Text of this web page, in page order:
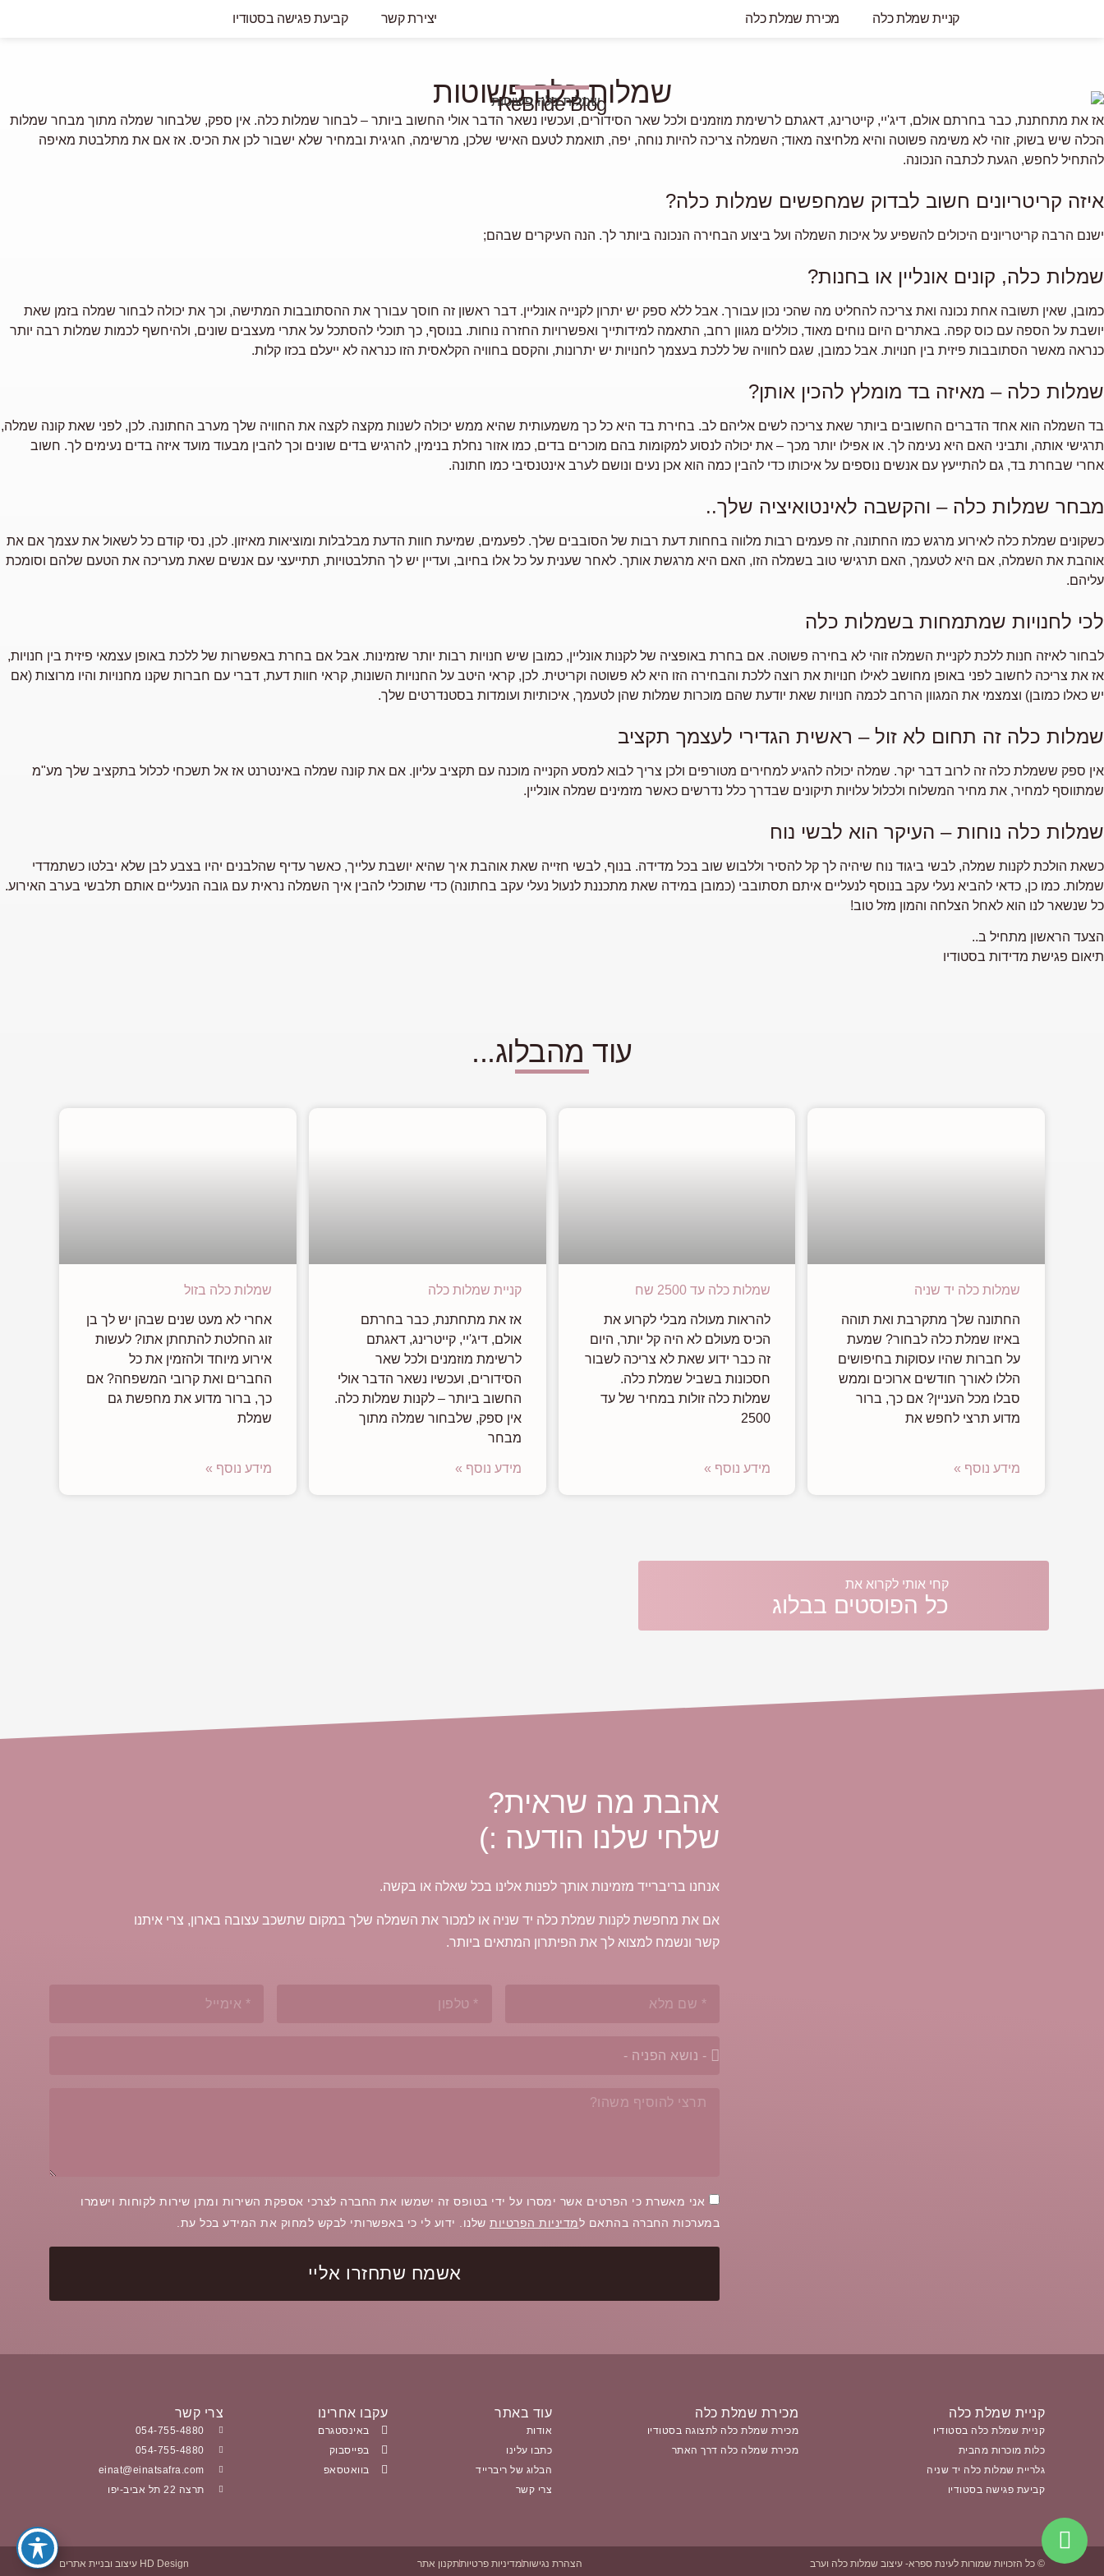
קניית שמלת כלה מכירת שמלת כלה יצירת קשר קביעת פגישה בסטודיו
ReBride Blog
שמלות כלה פשוטות
אז את מתחתנת, כבר בחרתם אולם, דיג'יי, קייטרינג, דאגתם לרשימת מוזמנים ולכל שאר הסידורים, ועכשיו נשאר הדבר אולי החשוב ביותר – לבחור שמלות כלה. אין ספק, שלבחור שמלה מתוך מבחר שמלות
הכלה שיש בשוק, זוהי לא משימה פשוטה והיא מלחיצה מאוד; השמלה צריכה להיות נוחה, יפה, תואמת לטעם האישי שלכן, מרשימה, חגיגית ובמחיר שלא ישבור לכן את הכיס. אז אם את מתלבטת מאיפה
להתחיל לחפש, הגעת לכתבה הנכונה.
איזה קריטריונים חשוב לבדוק שמחפשים שמלות כלה?
ישנם הרבה קריטריונים היכולים להשפיע על איכות השמלה ועל ביצוע הבחירה הנכונה ביותר לך. הנה העיקרים שבהם;
שמלות כלה, קונים אונליין או בחנות?
כמובן, שאין תשובה אחת נכונה ואת צריכה להחליט מה שהכי נכון עבורך. אבל ללא ספק יש יתרון לקנייה אונליין. דבר ראשון זה חוסך עבורך את ההסתובבות המתישה, וכך את יכולה לבחור שמלה בזמן שאת
יושבת על הספה עם כוס קפה. באתרים היום נוחים מאוד, כוללים מגוון רחב, התאמה למידותייך ואפשרויות החזרה נוחות. בנוסף, כך תוכלי להסתכל על אתרי מעצבים שונים, ולהיחשף לכמות שמלות רבה יותר
כנראה מאשר הסתובבות פיזית בין חנויות. אבל כמובן, שגם לחוויה של ללכת בעצמך לחנויות יש יתרונות, והקסם בחוויה הקלאסית הזו כנראה לא ייעלם בכזו קלות.
שמלות כלה – מאיזה בד מומלץ להכין אותן?
בד השמלה הוא אחד הדברים החשובים ביותר שאת צריכה לשים אליהם לב. בחירת בד היא כל כך משמעותית שהיא ממש יכולה לשנות מקצה לקצה את החוויה שלך מערב החתונה. לכן, לפני שאת קונה שמלה,
תרגישי אותה, ותביני האם היא נעימה לך. או אפילו יותר מכך – את יכולה לנסוע למקומות בהם מוכרים בדים, כמו אזור נחלת בנימין, להרגיש בדים שונים וכך להבין מבעוד מועד איזה בדים נעימים לך. חשוב
אחרי שבחרת בד, גם להתייעץ עם אנשים נוספים על איכותו כדי להבין כמה הוא אכן נעים ונושם לערב אינטנסיבי כמו חתונה.
מבחר שמלות כלה – והקשבה לאינטואיציה שלך..
כשקונים שמלת כלה לאירוע מרגש כמו החתונה, זה פעמים רבות מלווה בחחות דעת רבות של הסובבים שלך. לפעמים, שמיעת חוות הדעת מבלבלות ומוציאות מאיזון. לכן, נסי קודם כל לשאול את עצמך אם את
אוהבת את השמלה, אם היא לטעמך, האם תרגישי טוב בשמלה הזו, האם היא מרגשת אותך. לאחר שענית על כל אלו בחיוב, ועדיין יש לך התלבטויות, תתייעצי עם אנשים שאת מעריכה את הטעם שלהם וסומכת
עליהם.
לכי לחנויות שמתמחות בשמלות כלה
לבחור לאיזה חנות ללכת לקניית השמלה זוהי לא בחירה פשוטה. אם בחרת באופציה של לקנות אונליין, כמובן שיש חנויות רבות יותר שזמינות. אבל אם בחרת באפשרות של ללכת באופן עצמאי פיזית בין חנויות,
אז את צריכה לחשוב לפני באופן מחושב לאילו חנויות את רוצה ללכת והבחירה הזו היא לא פשוטה וקריטית. לכן, קראי היטב על החנויות השונות, קראי חוות דעת, דברי עם חברות שקנו מחנויות והיו מרוצות (אם
יש כאלו כמובן) וצמצמי את המגוון הרחב לכמה חנויות שאת יודעת שהם מוכרות שמלות שהן לטעמך, איכותיות ועומדות בסטנדרטים שלך.
שמלות כלה זה תחום לא זול – ראשית הגדירי לעצמך תקציב
אין ספק ששמלת כלה זה לרוב דבר יקר. שמלה יכולה להגיע למחירים מטורפים ולכן צריך לבוא למסע הקנייה מוכנה עם תקציב עליון. אם את קונה שמלה באינטרנט אז אל תשכחי לכלול בתקציב שלך מע"מ
שמתווסף למחיר, את מחיר המשלוח ולכלול עלויות תיקונים שבדרך כלל נדרשים כאשר מזמינים שמלה אונליין.
שמלות כלה נוחות – העיקר הוא לבשי נוח
כשאת הולכת לקנות שמלה, לבשי ביגוד נוח שיהיה לך קל להסיר וללבוש שוב בכל מדידה. בנוף, לבשי חזייה שאת אוהבת איך שהיא יושבת עלייך, כאשר עדיף שהלבנים יהיו בצבע לבן שלא יבלטו כשתמדדי
שמלות. כמו כן, כדאי להביא נעלי עקב בנוסף לנעליים איתם תסתובבי (כמובן במידה שאת מתכננת לנעול נעלי עקב בחתונה) כדי שתוכלי להבין איך השמלה נראית עם גובה הנעליים אותם תלבשי בערב האירוע.
כל שנשאר לנו הוא לאחל הצלחה והמון מזל טוב!
הצעד הראשון מתחיל ב..
תיאום פגישת מדידות בסטודיו
עוד מהבלוג...
שמלות כלה יד שניה
החתונה שלך מתקרבת ואת תוהה
באיזו שמלת כלה לבחור? שמעת
על חברות שהיו עסוקות בחיפושים
הללו לאורך חודשים ארוכים וממש
סבלו מכל העניין? אם כך, ברור
מדוע תרצי לחפש את
מידע נוסף »
שמלות כלה עד 2500 שח
להראות מעולה מבלי לקרוע את
הכיס מעולם לא היה קל יותר, היום
זה כבר ידוע שאת לא צריכה לשבור
חסכונות בשביל שמלת כלה.
שמלות כלה זולות במחיר של עד
2500
מידע נוסף »
קניית שמלות כלה
אז את מתחתנת, כבר בחרתם
אולם, דיג'יי, קייטרינג, דאגתם
לרשימת מוזמנים ולכל שאר
הסידורים, ועכשיו נשאר הדבר אולי
החשוב ביותר – לקנות שמלות כלה.
אין ספק, שלבחור שמלה מתוך
מבחר
מידע נוסף »
שמלות כלה בזול
אחרי לא מעט שנים שבהן יש לך בן
זוג החלטת להתחתן אתו? לעשות
אירוע מיוחד ולהזמין את כל
החברים ואת קרובי המשפחה? אם
כך, ברור מדוע את מחפשת גם
שמלת
מידע נוסף »
קחי אותי לקרוא את
כל הפוסטים בבלוג
אהבת מה שראית?
שלחי שלנו הודעה :)
אנחנו בריברייד מזמינות אותך לפנות אלינו בכל שאלה או בקשה.
אם את מחפשת לקנות שמלת כלה יד שניה או למכור את השמלה שלך במקום שתשכב עצובה בארון, צרי איתנו
קשר ונשמח למצוא לך את הפיתרון המתאים ביותר.
אני מאשרת כי הפרטים אשר ימסרו על ידי בטופס זה ישמשו את החברה לצרכי אספקת השירות ומתן שירות לקוחות וישמרו
במערכות החברה בהתאם למדיניות הפרטיות שלנו. ידוע לי כי באפשרותי לבקש למחוק את המידע בכל עת.
אשמח שתחזרו אליי
קניית שמלת כלה
קניית שמלת כלה בסטודיו
כלות מוכרות מהבית
גלריית שמלות כלה יד שניה
קביעת פגישה בסטודיו
מכירת שמלת כלה
מכירת שמלת כלה לתצוגה בסטודיו
מכירת שמלה כלה דרך האתר
עוד באתר
אודות
כתבו עלינו
הבלוג של ריברייד
צרי קשר
עקבו אחרינו
באינסטגרם
בפייסבוק
בוואטסאפ
צרי קשר
054-755-4880
054-755-4880
einat@einatsafra.com
תרצה 22 תל אביב-יפו
© כל הזכויות שמורות לעינת ספרא- עיצוב שמלות כלה וערב הצהרת נגישותמדיניות פרטיותתקנון אתר HD Design עיצוב ובניית אתרים